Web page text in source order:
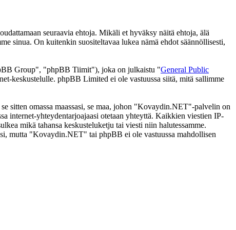
seuraavia ehtoja. Mikäli et hyväksy näitä ehtoja, älä
sinua. On kuitenkin suositeltavaa lukea nämä ehdot säännöllisesti,
Group", "phpBB Tiimit"), joka on julkaistu "General Public
keskustelulle. phpBB Limited ei ole vastuussa siitä, mitä sallimme
sitten omassa maassasi, se maa, johon "Kovaydin.NET"-palvelin on
internet-yhteydentarjoajaasi otetaan yhteyttä. Kaikkien viestien IP-
mikä tahansa keskusteluketju tai viesti niin halutessamme.
mutta "Kovaydin.NET" tai phpBB ei ole vastuussa mahdollisen